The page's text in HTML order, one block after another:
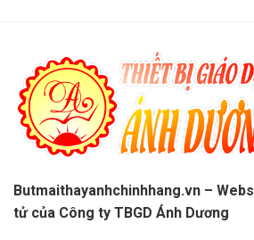
Butmaithayanhchinhhang.vn –
tử của Công ty TBGD Ánh Dương